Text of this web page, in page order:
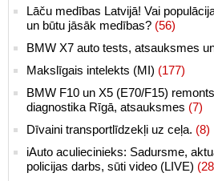
Lāču medības Latvijā! Vai
un būtu jāsāk medības? (56)
BMW X7 auto tests, atsauksmes
Makslīgais intelekts (MI) (177)
BMW F10 un X5 (E70/F15)
diagnostika Rīgā, atsauksmes (7)
Dīvaini transportlīdzekļi uz ceļa. (8)
iAuto aculiecinieks: Sadursme,
policijas darbs, sūti video (LIVE)